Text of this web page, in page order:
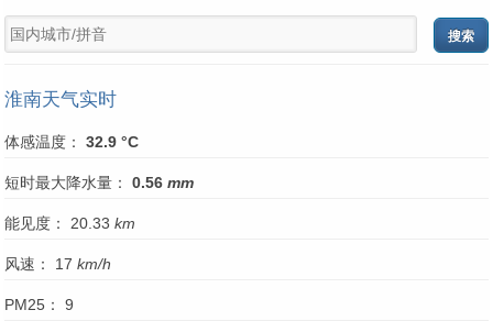
淮南天气实时
体感温度： 32.9 °C
短时最大降水量： 0.56 mm
能见度： 20.33 km
风速： 17 km/h
PM25： 9